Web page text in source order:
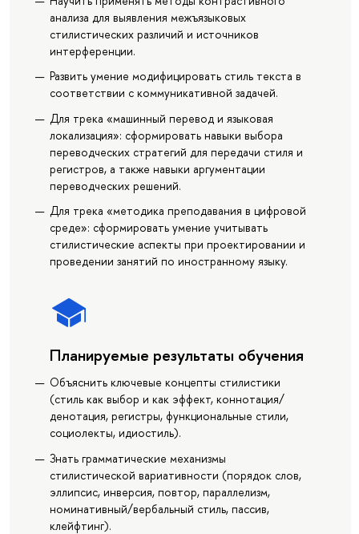
анализа для выявления межъязыковых
стилистических различий и источников
интерференции.
Развить умение модифицировать стиль текста в
соответствии с коммуникативной задачей.
Для трека «машинный перевод и языковая
локализация»: сформировать навыки выбора
переводческих стратегий для передачи стиля и
регистров, а также навыки аргументации
переводческих решений.
Для трека «методика преподавания в цифровой
среде»: сформировать умение учитывать
стилистические аспекты при проектировании и
проведении занятий по иностранному языку.
Планируемые результаты обучения
Объяснить ключевые концепты стилистики
(стиль как выбор и как эффект, коннотация/
денотация, регистры, функциональные стили,
социолекты, идиостиль).
Знать грамматические механизмы
стилистической вариативности (порядок слов,
эллипсис, инверсия, повтор, параллелизм,
номинативный/вербальный стиль, пассив,
клейфтинг).